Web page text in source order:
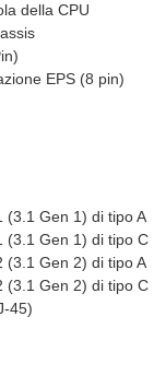
della CPU
EPS (8 pin)
(3.1 Gen 1) di tipo A
(3.1 Gen 1) di tipo C
(3.1 Gen 2) di tipo A
(3.1 Gen 2) di tipo C
45)